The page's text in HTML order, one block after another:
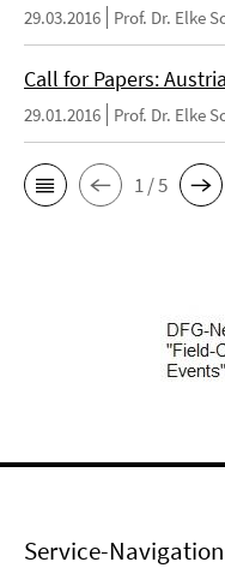
29.03.2016 Prof. Dr. Elke
Call for Papers:
29.01.2016 Prof. Dr. Elke
1 / 5
Service-Navigation